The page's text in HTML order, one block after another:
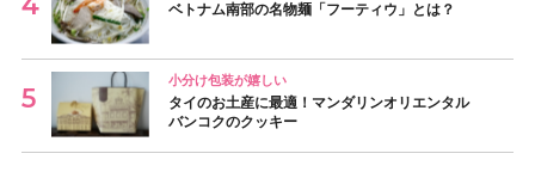
ベトナム南部の名物麺「フーティウ」とは？
小分け包装が嬉しい
タイのお土産に最適！マンダリンオリエンタル
バンコクのクッキー